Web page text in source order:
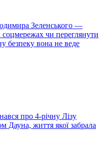
Зеленського —
чи переглянути
безпеку вона не веде
про 4-річну Лізу
Дауна, життя якої забрала